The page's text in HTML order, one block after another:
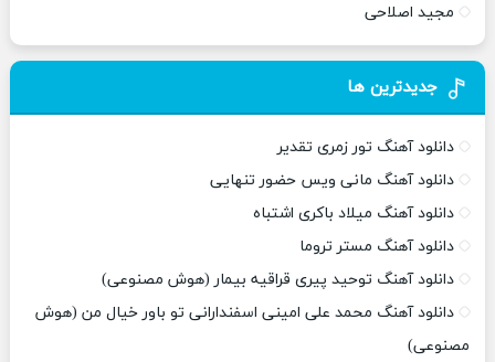
مجید اصلاحی
جدیدترین ها
دانلود آهنگ تور زمری تقدیر
دانلود آهنگ مانی ویس حضور تنهایی
دانلود آهنگ میلاد باکری اشتباه
دانلود آهنگ مستر تروما
دانلود آهنگ توحید پیری قراقیه بیمار (هوش مصنوعی)
دانلود آهنگ محمد علی امینی اسفندارانی تو باور خیال من (هوش
مصنوعی)